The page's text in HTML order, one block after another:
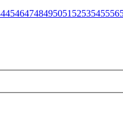
45464748495051 5253545556